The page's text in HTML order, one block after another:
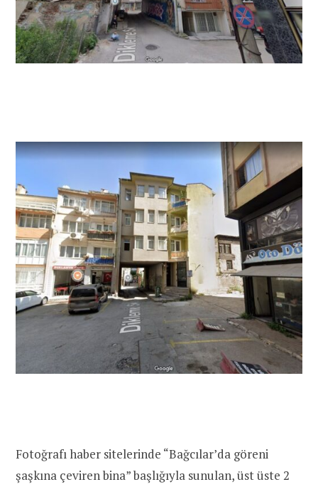
Fotoğrafı haber sitelerinde “Bağcılar’da göreni
şaşkına çeviren bina” başlığıyla sunulan, üst üste 2